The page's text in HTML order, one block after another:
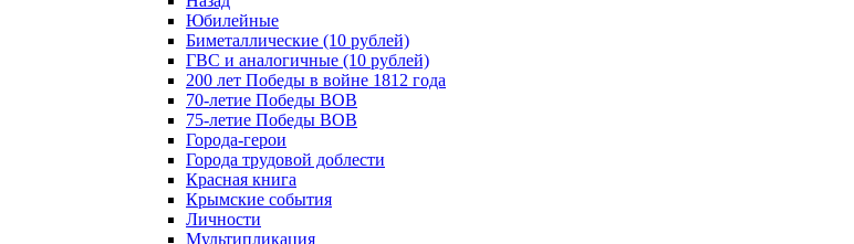
Юбилейные
Биметаллические (10 рублей)
ГВС и аналогичные (10 рублей)
200 лет Победы в войне 1812 года
70-летие Победы ВОВ
75-летие Победы ВОВ
Города-герои
Города трудовой доблести
Красная книга
Крымские события
Личности
Мультипликация